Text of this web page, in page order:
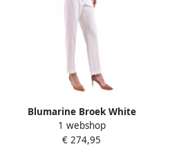
Blumarine Broek White
Dames
1 webshop
€ 274,95